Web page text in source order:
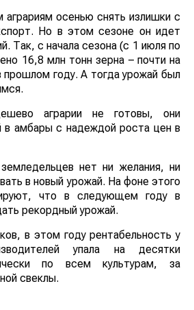
осенью снять излишки с
Но в этом сезоне он идет
Так, с начала сезона (с 1 июля по
16,8 млн тонн зерна – почти на
году. А тогда урожай был
аграрии не готовы, они
в амбары с надеждой роста цен в
нет ни желания, ни
в новый урожай. На фоне этого
что в следующем году в
рекордный урожай.
в этом году рентабельность у
упала на десятки
по всем культурам, за
свеклы.